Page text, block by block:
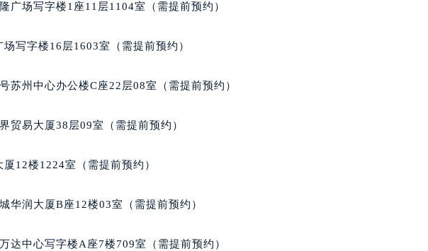
广场写字楼1座11层1104室（需提前预约）
写字楼16层1603室（需提前预约）
苏州中心办公楼C座22层08室（需提前预约）
贸易大厦38层09室（需提前预约）
12楼1224室（需提前预约）
华润大厦B座12楼03室（需提前预约）
达中心写字楼A座7楼709室（需提前预约）